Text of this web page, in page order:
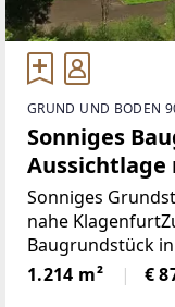
GRUND UND BODEN
Sonniges
Aussichtlage
Sonniges
nahe
Baugrundstück
sonniger
Klagenfurt. Die
1.214 m² €